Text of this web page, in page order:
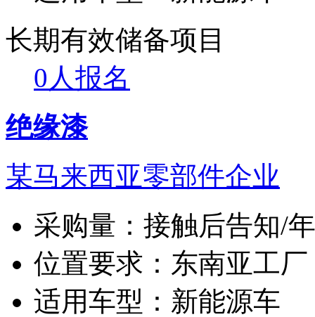
长期有效储备项目
0人报名
绝缘漆
某马来西亚零部件企业
采购量： 接触后告知/年
位置要求： 东南亚工
适用车型： 新能源车